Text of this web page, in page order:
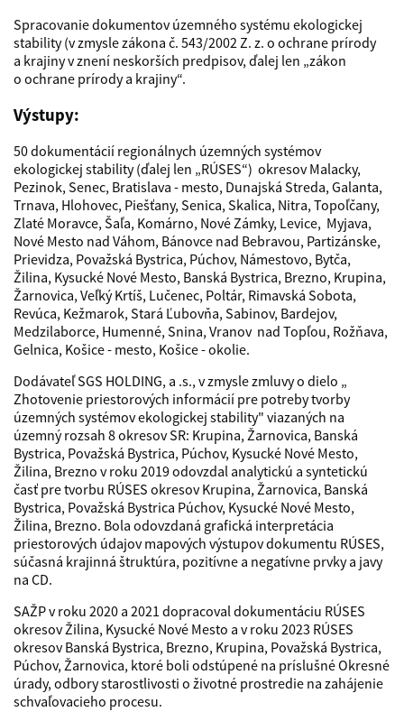
Spracovanie dokumentov územného systému ekologickej
stability (v zmysle zákona č. 543/2002 Z. z. o ochrane prírody
a krajiny v znení neskorších predpisov, ďalej len „zákon
o ochrane prírody a krajiny“.
Výstupy:
50 dokumentácií regionálnych územných systémov
ekologickej stability (ďalej len „RÚSES“) okresov Malacky,
Pezinok, Senec, Bratislava - mesto, Dunajská Streda, Galanta,
Trnava, Hlohovec, Piešťany, Senica, Skalica, Nitra, Topoľčany,
Zlaté Moravce, Šaľa, Komárno, Nové Zámky, Levice, Myjava,
Nové Mesto nad Váhom, Bánovce nad Bebravou, Partizánske,
Prievidza, Považská Bystrica, Púchov, Námestovo, Bytča,
Žilina, Kysucké Nové Mesto, Banská Bystrica, Brezno, Krupina,
Žarnovica, Veľký Krtíš, Lučenec, Poltár, Rimavská Sobota,
Revúca, Kežmarok, Stará Ľubovňa, Sabinov, Bardejov,
Medzilaborce, Humenné, Snina, Vranov nad Topľou, Rožňava,
Gelnica, Košice - mesto, Košice - okolie.
Dodávateľ SGS HOLDING, a .s., v zmysle zmluvy o dielo „
Zhotovenie priestorových informácií pre potreby tvorby
územných systémov ekologickej stability" viazaných na
územný rozsah 8 okresov SR: Krupina, Žarnovica, Banská
Bystrica, Považská Bystrica, Púchov, Kysucké Nové Mesto,
Žilina, Brezno v roku 2019 odovzdal analytickú a syntetickú
časť pre tvorbu RÚSES okresov Krupina, Žarnovica, Banská
Bystrica, Považská Bystrica Púchov, Kysucké Nové Mesto,
Žilina, Brezno. Bola odovzdaná grafická interpretácia
priestorových údajov mapových výstupov dokumentu RÚSES,
súčasná krajinná štruktúra, pozitívne a negatívne prvky a javy
na CD.
SAŽP v roku 2020 a 2021 dopracoval dokumentáciu RÚSES
okresov Žilina, Kysucké Nové Mesto a v roku 2023 RÚSES
okresov Banská Bystrica, Brezno, Krupina, Považská Bystrica,
Púchov, Žarnovica, ktoré boli odstúpené na príslušné Okresné
úrady, odbory starostlivosti o životné prostredie na zahájenie
schvaľovacieho procesu.